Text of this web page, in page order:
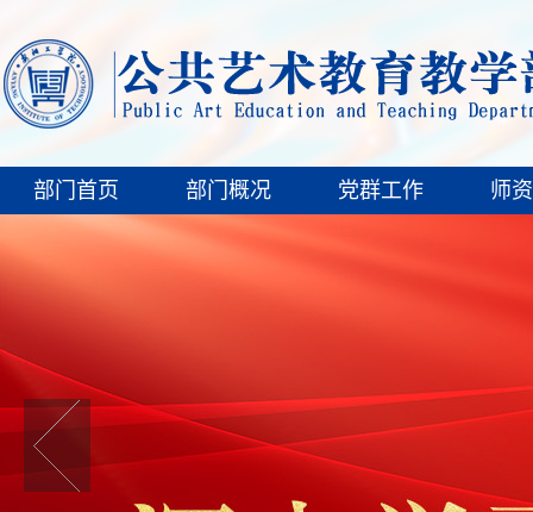
部门首页 部门概况 党群工作 师